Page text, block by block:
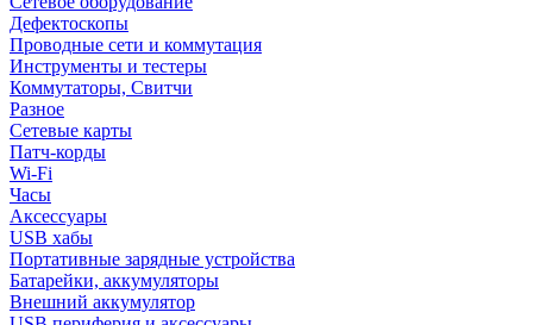
Дефектоскопы
Проводные сети и коммутация
Инструменты и тестеры
Коммутаторы, Свитчи
Разное
Сетевые карты
Патч-корды
Wi-Fi
Часы
Аксессуары
USB хабы
Портативные зарядные устройства
Батарейки, аккумуляторы
Внешний аккумулятор